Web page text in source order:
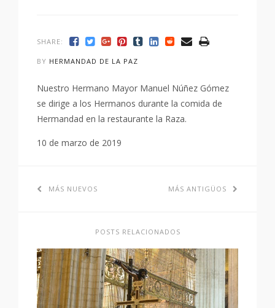
SHARE:
BY HERMANDAD DE LA PAZ
Nuestro Hermano Mayor Manuel Núñez Gómez
se dirige a los Hermanos durante la comida de
Hermandad en la restaurante la Raza.
10 de marzo de 2019
MÁS NUEVOS MÁS ANTIGÜOS
POSTS RELACIONADOS